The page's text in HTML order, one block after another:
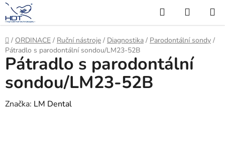
Přejít
na
obsah
Hledat
KOŠÍK
Domů
/ ORDINACE / Ruční nástroje / Diagnostika / Parodontální sondy /
Pátradlo s parodontální sondou/LM23-52B
Pátradlo s parodontální
sondou/LM23-52B
Značka: LM Dental